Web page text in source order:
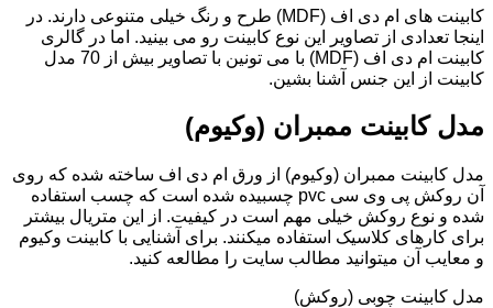
کابینت های ام دی اف (MDF) طرح و رنگ خیلی متنوعی دارند. در
اینجا تعدادی از تصاویر این نوع کابینت رو می بینید. اما در گالری
کابینت ام دی اف (MDF) با می تونین با تصاویر بیش از 70 مدل
کابینت از این جنس آشنا بشین.
مدل کابینت ممبران (وکیوم)
مدل کابینت ممبران (وکیوم) از ورق ام دی اف ساخته شده که روی
آن روکش پی وی سی pvc چسبیده شده است که چسب استفاده
شده و نوع روکش خیلی مهم است در کیفیت. از این متریال بیشتر
برای کارهای کلاسیک استفاده میکنند. برای آشنایی با کابینت وکیوم
و معایب آن میتوانید مطالب سایت را مطالعه کنید.
مدل کابینت چوبی (روکش)